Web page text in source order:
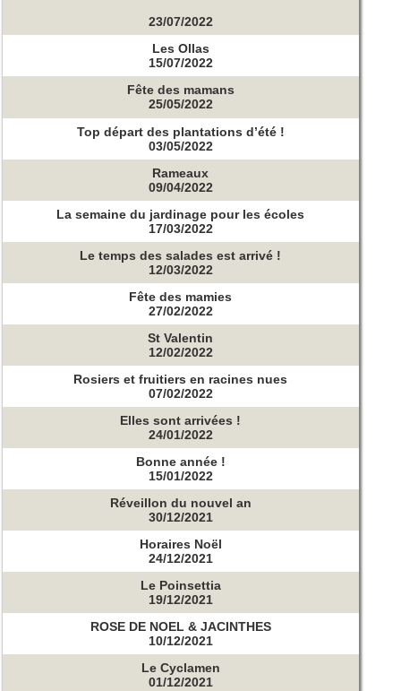
23/07/2022
Les Ollas
15/07/2022
Fête des mamans
25/05/2022
Top départ des plantations d’été !
03/05/2022
Rameaux
09/04/2022
La semaine du jardinage pour les écoles
17/03/2022
Le temps des salades est arrivé !
12/03/2022
Fête des mamies
27/02/2022
St Valentin
12/02/2022
Rosiers et fruitiers en racines nues
07/02/2022
Elles sont arrivées !
24/01/2022
Bonne année !
15/01/2022
Réveillon du nouvel an
30/12/2021
Horaires Noël
24/12/2021
Le Poinsettia
19/12/2021
ROSE DE NOEL & JACINTHES
10/12/2021
Le Cyclamen
01/12/2021